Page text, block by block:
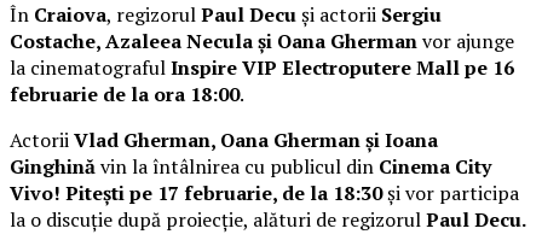
În Craiova, regizorulPaul Decuși actorii Sergiu
Costache, Azaleea Necula și Oana Ghermanvor ajunge
la cinematografulInspire VIP Electroputere Mall pe 16
februarie de la ora 18:00.
ActoriiVlad Gherman, Oana Gherman și Ioana
Ginghinăvin la întâlnirea cu publicul din Cinema City
Vivo! Pitești pe 17 februarie, de la 18:30și vor participa
la o discuție după proiecție, alături de regizorulPaul Decu.